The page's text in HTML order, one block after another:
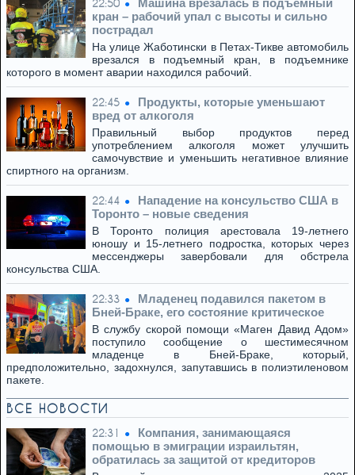
22:50
Машина врезалась в подъемный
кран – рабочий упал с высоты и сильно
пострадал
На улице Жаботински в Петах-Тикве автомобиль
врезался в подъемный кран, в подъемнике
которого в момент аварии находился рабочий.
22:45
Продукты, которые уменьшают
вред от алкоголя
Правильный выбор продуктов перед
употреблением алкоголя может улучшить
самочувствие и уменьшить негативное влияние
спиртного на организм.
22:44
Нападение на консульство США в
Торонто – новые сведения
В Торонто полиция арестовала 19-летнего
юношу и 15-летнего подростка, которых через
мессенджеры завербовали для обстрела
консульства США.
22:33
Младенец подавился пакетом в
Бней-Браке, его состояние критическое
В службу скорой помощи «Маген Давид Адом»
поступило сообщение о шестимесячном
младенце в Бней-Браке, который,
предположительно, задохнулся, запутавшись в полиэтиленовом
пакете.
ВСЕ НОВОСТИ
22:31
Компания, занимающаяся
помощью в эмиграции израильтян,
обратилась за защитой от кредиторов